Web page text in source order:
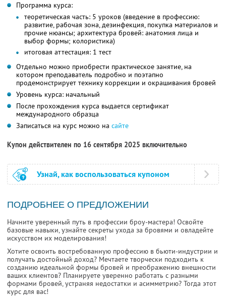
Программа курса:
теоретическая часть: 5 уроков (введение в профессию:
развитие, рабочая зона, дезинфекция, покупка материалов и
прочие нюансы; архитектура бровей: анатомия лица и
выбор формы; колористика)
итоговая аттестация: 1 тест
Отдельно можно приобрести практическое занятие, на
котором преподаватель подробно и поэтапно
продемонстрирует технику коррекции и окрашивания бровей
Уровень курса: начальный
После прохождения курса выдается сертификат
международного образца
Записаться на курс можно на сайте
Купон действителен по 16 сентября 2025 включительно
Узнай, как воспользоваться купоном
ПОДРОБНЕЕ О ПРЕДЛОЖЕНИИ
Начните уверенный путь в профессии броу-мастера! Освойте
базовые навыки, узнайте секреты ухода за бровями и овладейте
искусством их моделирования!
Хотите освоить востребованную профессию в бьюти-индустрии и
получать достойный доход? Мечтаете творчески подходить к
созданию идеальной формы бровей и преображению внешности
ваших клиентов? Планируете уверенно работать с разными
формами бровей, устраняя недостатки и асимметрию? Тогда этот
курс для вас!